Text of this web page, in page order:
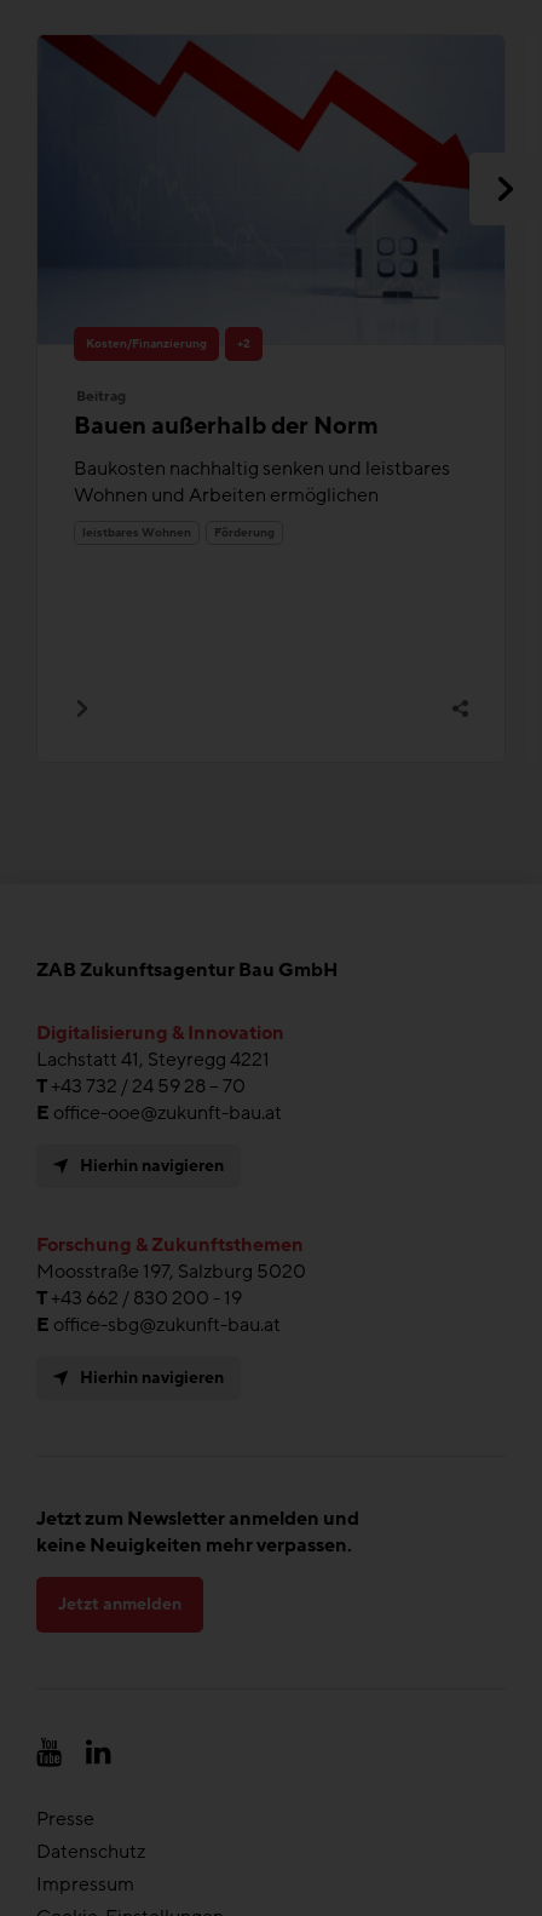
Kosten/Finanzierung +2
Beitrag
Bauen außerhalb der Norm
Baukosten nachhaltig senken und leistbares
Wohnen und Arbeiten ermöglichen
leistbares Wohnen Förderung
ZAB Zukunftsagentur Bau GmbH
Digitalisierung & Innovation
Lachstatt 41, Steyregg 4221
T+43 732 / 24 59 28 – 70
E office-ooe@zukunft-bau.at
Hierhin navigieren
Forschung & Zukunftsthemen
Moosstraße 197, Salzburg 5020
T+43 662 / 830 200 - 19
E office-sbg@zukunft-bau.at
Hierhin navigieren
Jetzt zum Newsletter anmelden und
keine Neuigkeiten mehr verpassen.
Jetzt anmelden
Presse
Datenschutz
Impressum